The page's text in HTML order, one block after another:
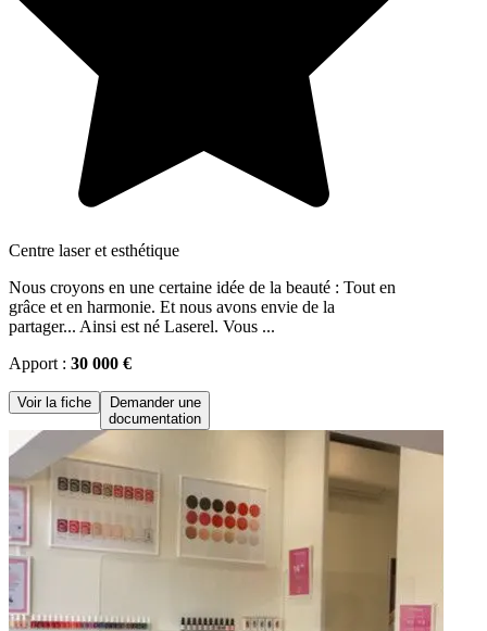
Centre laser et esthétique
Nous croyons en une certaine idée de la beauté : Tout en
grâce et en harmonie. Et nous avons envie de la
partager... Ainsi est né Laserel. Vous ...
Apport : 30 000 €
Voir la fiche
Demander une
documentation